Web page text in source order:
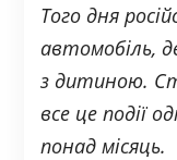
Того дня
автомобіль,
з дитиною.
все це події
понад місяць.